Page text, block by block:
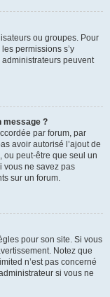
ou groupes. Pour
permissions s’y
peuvent
message ?
par forum, par
avoir autorisé l’ajout de
ou peut-être que seul un
vous ne savez pas
sur un forum.
pour son site. Si vous
Notez que
n’est pas concerné
si vous ne